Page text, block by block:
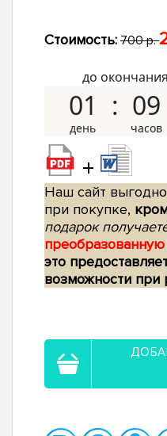
Стоимость: 700 р.
до
01 09
+
Наш сайт выгодно
при покупке,
подарок
это
возможности при